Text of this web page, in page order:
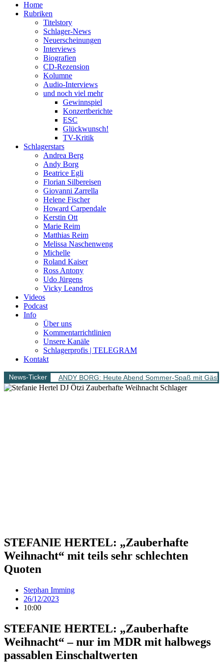
Home
Rubriken
Titelstory
Schlager-News
Neuerscheinungen
Interviews
Biografien
CD-Rezension
Kolumne
Audio-Interviews
und noch viel mehr
Gewinnspiel
Konzertberichte
ESC
Glückwunsch!
TV-Kritik
Schlagerstars
Andrea Berg
Andy Borg
Beatrice Egli
Florian Silbereisen
Giovanni Zarrella
Helene Fischer
Howard Carpendale
Kerstin Ott
Marie Reim
Matthias Reim
Melissa Naschenweng
Michelle
Roland Kaiser
Ross Antony
Udo Jürgens
Vicky Leandros
Videos
Podcast
Info
Über uns
Kommentarrichtlinien
Unsere Kanäle
Schlagerprofis | TELEGRAM
Kontakt
News-Ticker ANDY BORG: Heute Abend Sommer-Spaß mit
STEFANIE HERTEL: „Zauberhafte
Weihnacht“ mit teils sehr schlechten
Quoten
Stephan Imming
26/12/2023
10:00
STEFANIE HERTEL: „Zauberhafte
Weihnacht“ – nur im MDR mit halbwegs
passablen Einschaltwerten